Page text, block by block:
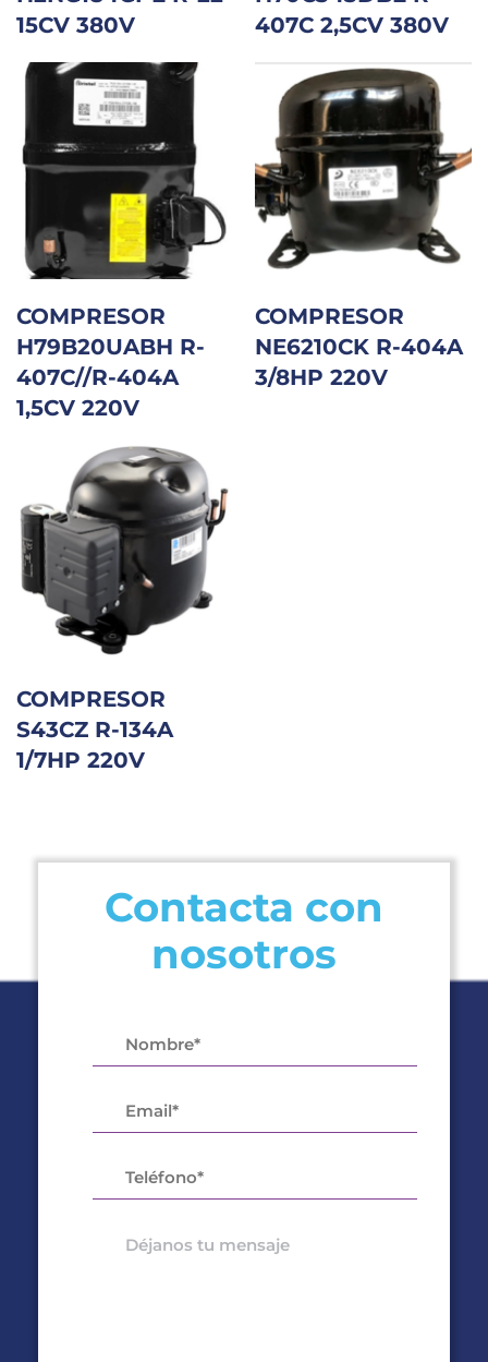
15CV 380V
407C 2,5CV 380V
COMPRESOR
H79B20UABH R-
407C//R-404A
1,5CV 220V
COMPRESOR
NE6210CK R-404A
3/8HP 220V
COMPRESOR
S43CZ R-134A
1/7HP 220V
Contacta con
nosotros